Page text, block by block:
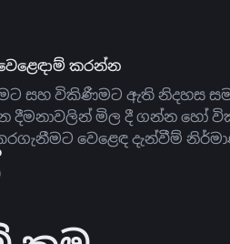
කරන්න
සහ විකිණීමට ඇති නිදහස
දීමනාවලින් මිල දී ගන්න හෝ
වෙළෙඳ දැන්වීම්